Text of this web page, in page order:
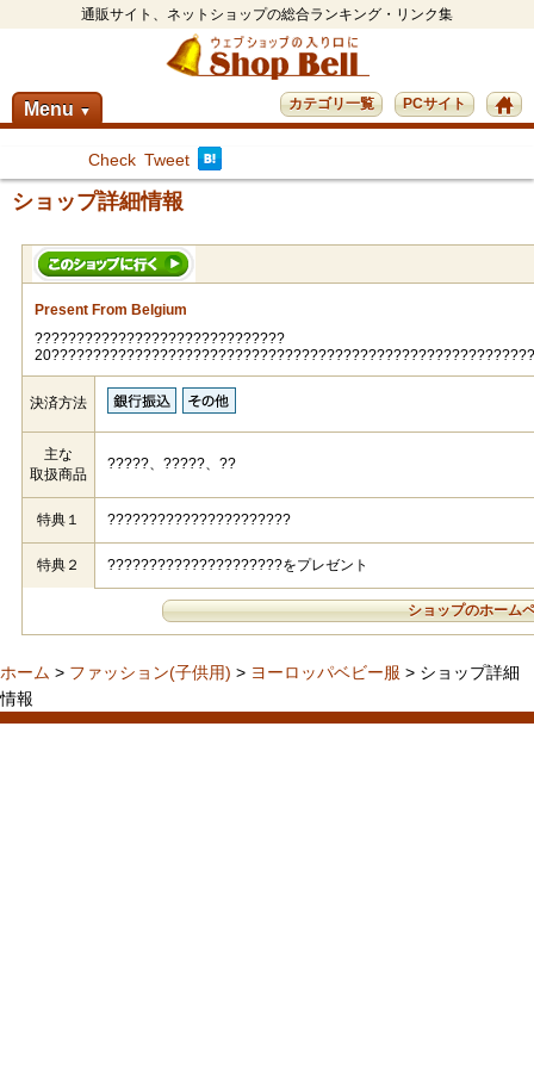
通販サイト、ネットショップの総合ランキング・リンク集
Menu ▼ PCサイト
カテゴリ一覧
Check Tweet
ショップ詳細情報
Present From Belgium
??????????????????????????????
決済方法
主な
取扱商品
?????、?????、??
特典１ ??????????????????????
特典２ ?????????????????????をプレゼント
ショップのホーム
ホーム > ファッション(子供用) > ヨーロッパベビー服 > ショップ詳細
情報